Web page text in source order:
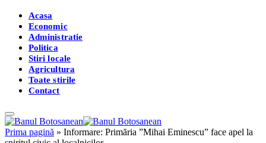
Acasa
Economic
Administratie
Politica
Stiri locale
Agricultura
Toate stirile
Contact
Prima pagină » Informare: Primăria ”Mihai Eminescu” face apel la